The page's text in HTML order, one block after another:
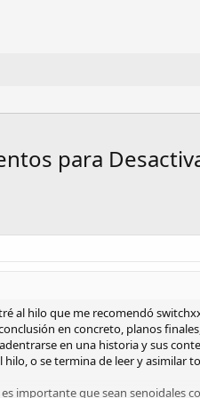
para
al hilo que me recomendó
en concreto, planos
en una historia y sus
o se termina de leer y asimilar
importante que sean